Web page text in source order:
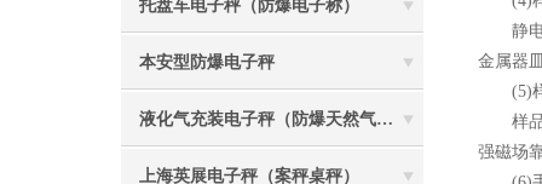
托盘车电子秤（防爆电子称）
本安型防爆电子秤
液化气充装电子秤（防爆天然气灌装称）
上海英展电子秤（案秤桌秤）
静电
金属器
(5)样
样品
强磁场